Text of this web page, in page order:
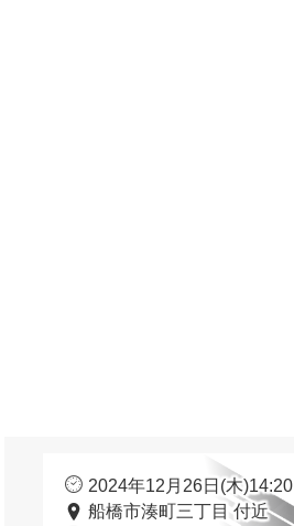
2024年12月26日(木)14:20
船橋市湊町三丁目 付近